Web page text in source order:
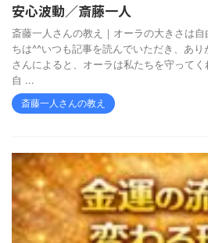
安心波動／斎藤一人
斎藤一人さんの教え｜オーラの大きさは
ちは^^いつも記事を読んでいただき、あ
さんによると、オーラは私たちを守ってく
自 ...
斎藤一人さんの教え